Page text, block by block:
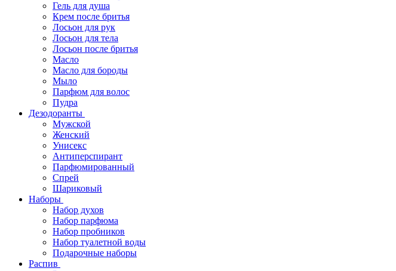
Гель для душа
Крем после бритья
Лосьон для рук
Лосьон для тела
Лосьон после бритья
Масло
Масло для бороды
Мыло
Парфюм для волос
Пудра
Дезодоранты
Мужской
Женский
Унисекс
Антиперспирант
Парфюмированный
Спрей
Шариковый
Наборы
Набор духов
Набор парфюма
Набор пробников
Набор туалетной воды
Подарочные наборы
Распив